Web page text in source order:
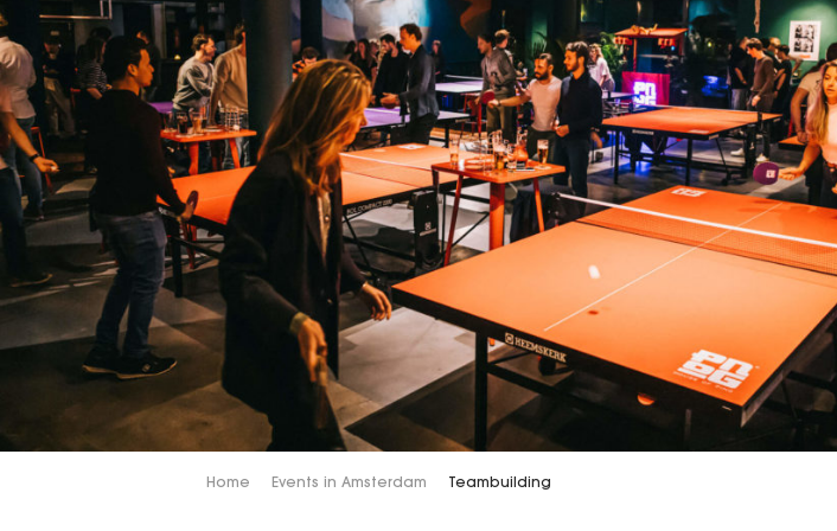
Home Events in Amsterdam Teambuilding